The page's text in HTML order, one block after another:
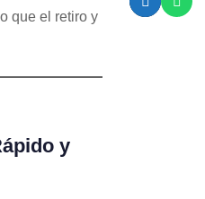
que el retiro y
y